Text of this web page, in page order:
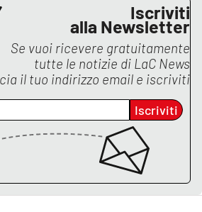
Iscriviti
alla Newsletter
Se vuoi ricevere gratuitamente
tutte le notizie di LaC News
il tuo indirizzo email e iscriviti
Iscriviti